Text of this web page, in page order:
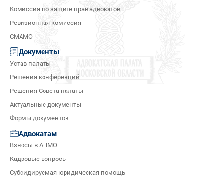
Комиссия по защите прав адвокатов
Ревизионная комиссия
СМАМО
Документы
Устав палаты
Решения конференций
Решения Совета палаты
Актуальные документы
Формы документов
Адвокатам
Взносы в АПМО
Кадровые вопросы
Субсидируемая юридическая помощь